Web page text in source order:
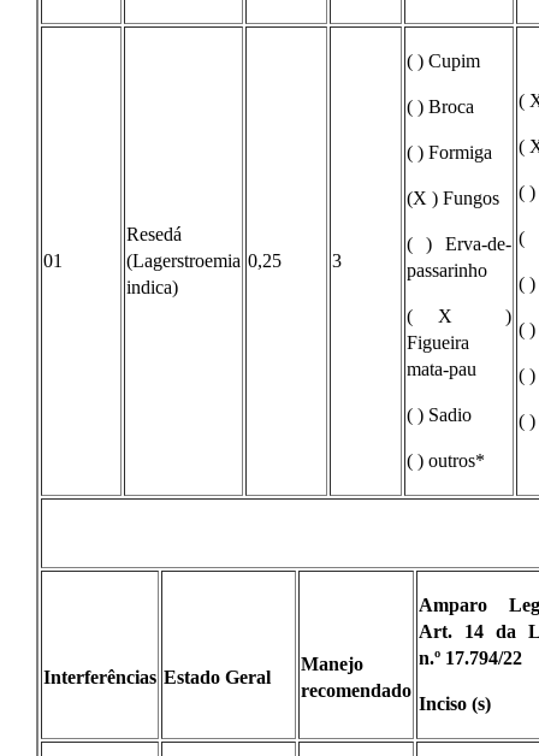
01
Resedá
(Lagerstroemia
indica)
0,25 3
( ) Cupim
( ) Broca
( ) Formiga
(X ) Fungos
( ) Erva-de-
passarinho
( X )
Figueira
mata-pau
( ) Sadio
( ) outros*
(
(
( )
(
( )
( )
( )
( )
Interferências Estado Geral
Manejo
recomendado
Amparo
Art. 14 da
n.º 17.794/22
Inciso (s)